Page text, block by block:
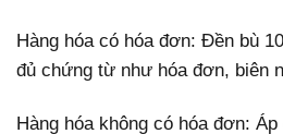
Hàng hóa có hóa đơn: Đền bù
đủ chứng từ như hóa đơn, biên
Hàng hóa không có hóa đơn: